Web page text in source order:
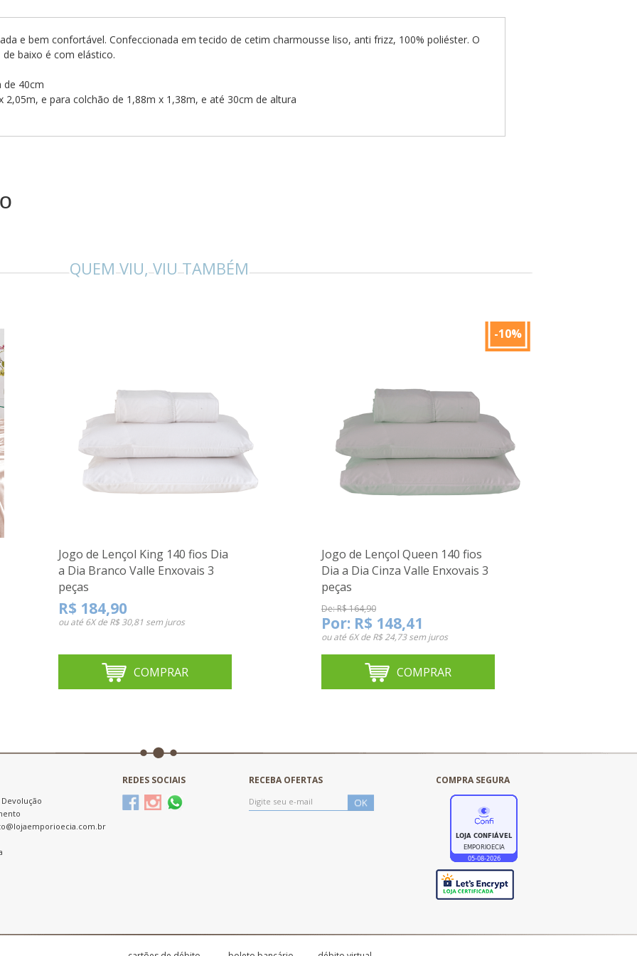
e bem confortável. Confeccionada em tecido de cetim charmousse liso, anti frizz, 100% poliéster. O
baixo é com elástico.
de 40cm
e para colchão de 1,88m x 1,38m, e até 30cm de altura
QUEM VIU, VIU TAMBÉM
Jogo de Lençol King 140 fios Dia
a Dia Branco Valle Enxovais 3
peças
R$ 184,90
ou até 6X de R$ 30,81 sem juros
COMPRAR
-10%
Jogo de Lençol Queen 140 fios
Dia a Dia Cinza Valle Enxovais 3
peças
De: R$ 164,90
Por: R$ 148,41
ou até 6X de R$ 24,73sem juros
COMPRAR
REDES SOCIAIS RECEBA OFERTAS COMPRA SEGURA